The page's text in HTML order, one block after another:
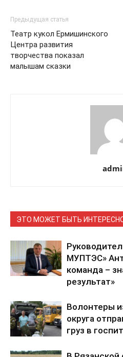
Предыдущая статья
Театр кукол Ермишинского
Центра развития
творчества показал
малышам сказки
ЭТО МОЖЕТ БЫТЬ
МУПТЭС»
команда –
результат»
Волонтеры
округа
груз в